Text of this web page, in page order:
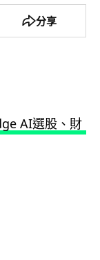
分享